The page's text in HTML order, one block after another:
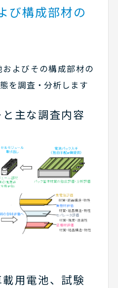
び構成部材の
よびその構成部材の
を調査・分析します
主な調査内容
用電池、試験